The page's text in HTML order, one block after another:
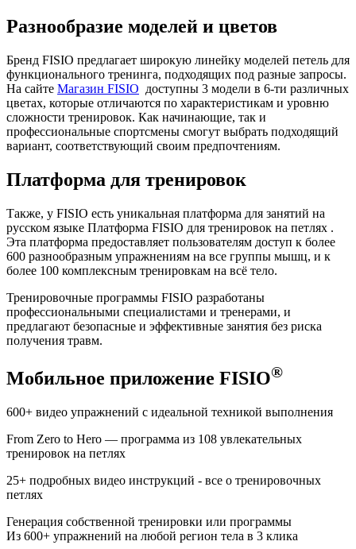
Разнообразие моделей и цветов
Бренд FISIO предлагает широкую линейку моделей петель для
функционального тренинга, подходящих под разные запросы.
На сайте Магазин FISIO доступны 3 модели в 6-ти различных
цветах, которые отличаются по характеристикам и уровню
сложности тренировок. Как начинающие, так и
профессиональные спортсмены смогут выбрать подходящий
вариант, соответствующий своим предпочтениям.
Платформа для тренировок
Также, у FISIO есть уникальная платформа для занятий на
русском языке Платформа FISIO для тренировок на петлях .
Эта платформа предоставляет пользователям доступ к более
600 разнообразным упражнениям на все группы мышц, и к
более 100 комплексным тренировкам на всё тело.
Тренировочные программы FISIO разработаны
профессиональными специалистами и тренерами, и
предлагают безопасные и эффективные занятия без риска
получения травм.
Мобильное приложение FISIO®
600+ видео упражнений с идеальной техникой выполнения
From Zero to Hero — программа из 108 увлекательных
тренировок на петлях
25+ подробных видео инструкций - все о тренировочных
петлях
Генерация собственной тренировки или программы
Из 600+ упражнений на любой регион тела в 3 клика